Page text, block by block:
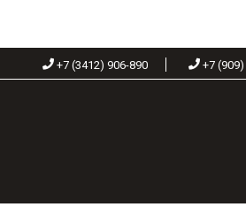
+7 (3412) 906-890 +7